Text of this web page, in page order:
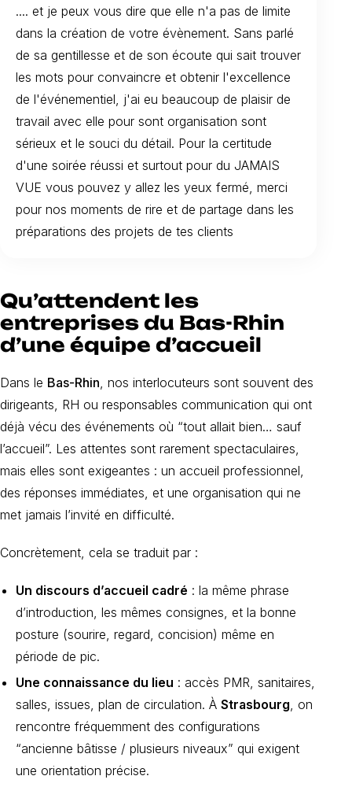
.... et je peux vous dire que elle n'a pas de limite
dans la création de votre évènement. Sans parlé
de sa gentillesse et de son écoute qui sait trouver
les mots pour convaincre et obtenir l'excellence
de l'événementiel, j'ai eu beaucoup de plaisir de
travail avec elle pour sont organisation sont
sérieux et le souci du détail. Pour la certitude
d'une soirée réussi et surtout pour du JAMAIS
VUE vous pouvez y allez les yeux fermé, merci
pour nos moments de rire et de partage dans les
préparations des projets de tes clients
Qu’attendent les
entreprises du Bas-Rhin
d’une équipe d’accueil
Dans le Bas-Rhin , nos interlocuteurs sont souvent des
dirigeants, RH ou responsables communication qui ont
déjà vécu des événements où “tout allait bien… sauf
l’accueil”. Les attentes sont rarement spectaculaires,
mais elles sont exigeantes : un accueil professionnel,
des réponses immédiates, et une organisation qui ne
met jamais l’invité en difficulté.
Concrètement, cela se traduit par :
Un discours d’accueil cadré : la même phrase
d’introduction, les mêmes consignes, et la bonne
posture (sourire, regard, concision) même en
période de pic.
Une connaissance du lieu : accès PMR, sanitaires,
salles, issues, plan de circulation. À Strasbourg , on
rencontre fréquemment des configurations
“ancienne bâtisse / plusieurs niveaux” qui exigent
une orientation précise.